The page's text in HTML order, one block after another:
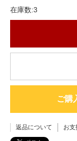
在庫数:3
ご購
返品について お